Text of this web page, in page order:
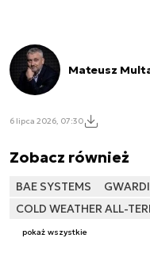
Mateusz
6 lipca 2026, 07:30
Zobacz również
BAE SYSTEMS
COLD WEATHER ALL-
pokaż wszystkie